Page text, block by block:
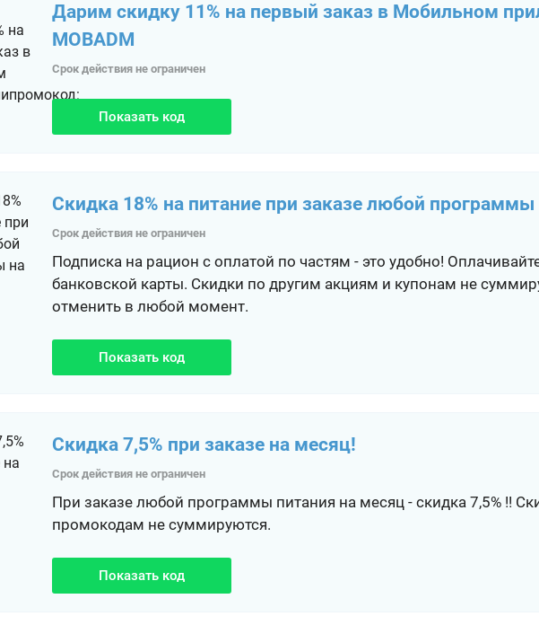
Дарим скидку 11% на первый заказ в Мобильном
MOBADM
Срок действия не ограничен
Показать код
Скидка 18% на питание при заказе любой
Срок действия не ограничен
Подписка на рацион с оплатой по частям - это удобно!
банковской карты. Скидки по другим акциям и купонам не
отменить в любой момент.
Показать код
Скидка 7,5% при заказе на месяц!
Срок действия не ограничен
При заказе любой программы питания на месяц - скидка 7,5% !!
промокодам не суммируются.
Показать код